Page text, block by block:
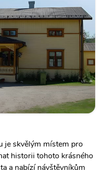
je skvělým místem pro
historii tohoto krásného
a nabízí návštěvníkům